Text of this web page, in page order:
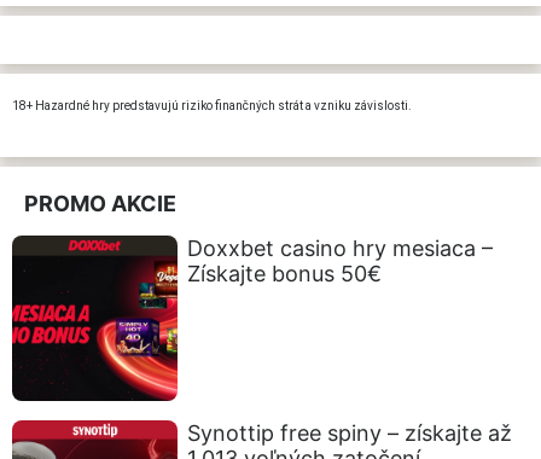
18+ Hazardné hry predstavujú riziko finančných strát a vzniku závislosti.
PROMO AKCIE
Doxxbet casino hry mesiaca –
Získajte bonus 50€
Synottip free spiny – získajte až